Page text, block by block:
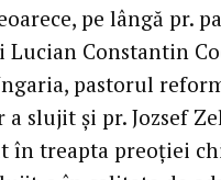
pe lângă pr.
Constantin
pastorul
slujit și pr. Jozsef
în treapta preoției